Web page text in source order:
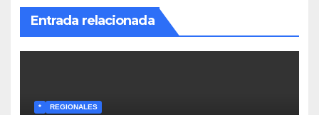
Entrada relacionada
* REGIONALES